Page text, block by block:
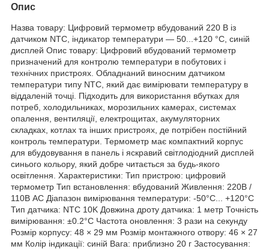
Опис
Назва товару: Цифровий термометр вбудований 220 В із
датчиком NTC, індикатор температури — 50...+120 °C, синій
дисплей Опис товару: Цифровий вбудований термометр
призначений для контролю температури в побутових і
технічних пристроях. Обладнаний виносним датчиком
температури типу NTC, який дає вимірювати температуру в
віддаленій точці. Підходить для використання вбутках для
потреб, холодильниках, морозильних камерах, системах
опалення, вентиляції, електрощитах, акумуляторних
складках, котлах та інших пристроях, де потрібен постійний
контроль температури. Термометр має компактний корпус
для вбудовування в панель і яскравий світлодіодний дисплей
синього кольору, який добре читається за будь-якого
освітлення. Характеристики: Тип пристрою: цифровий
термометр Тип встановлення: вбудований Живлення: 220В /
110В AC Діапазон вимірювання температури: -50°C... +120°C
Тип датчика: NTC 10K Довжина дроту датчика: 1 метр Точність
вимірювання: ±0.2°C Частота оновлення: 3 рази на секунду
Розмір корпусу: 48 × 29 мм Розмір монтажного отвору: 46 × 27
мм Колір індикації: синій Вага: приблизно 20 г Застосування: